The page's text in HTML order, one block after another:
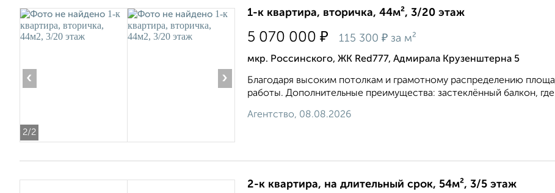
2/2
‹ ›
1-к квартира, вторичка, 44м², 3/20 этаж
5 070 000 ₽ 115 300 ₽ за м²
мкр. Россинского, ЖК Red777, Адмирала Крузенштерна 5
Благодаря высоким потолкам и грамотному распределению
работы. Дополнительные преимущества: застеклённый балкон,
Агентство, 08.08.2026
2-к квартира, на длительный срок, 54м², 3/5 этаж